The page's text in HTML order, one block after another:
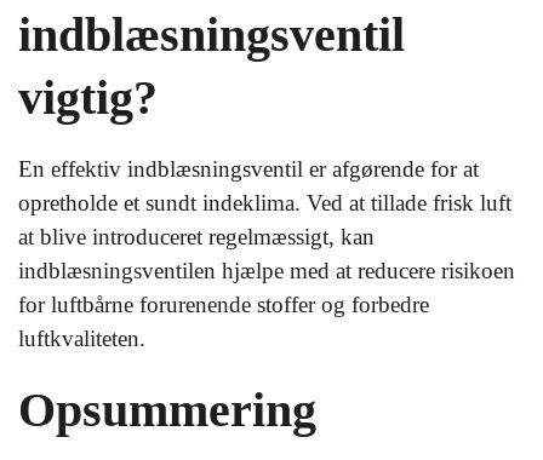
indblæsningsventil
vigtig?
En effektiv indblæsningsventil er afgørende for at
opretholde et sundt indeklima. Ved at tillade frisk luft
at blive introduceret regelmæssigt, kan
indblæsningsventilen hjælpe med at reducere risikoen
for luftbårne forurenende stoffer og forbedre
luftkvaliteten.
Opsummering